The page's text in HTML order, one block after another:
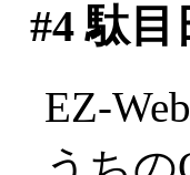
#4駄目
EZ-